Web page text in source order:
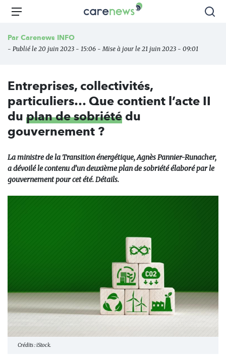
Aller
principal
Carenews,
des
l'engagement
Menu
Par Carenews INFO
- Publié le 20 juin 2023 - 15:06 - Mise à jour le 21 juin 2023 - 09:01
Entreprises, collectivités,
particuliers… Que contient l’acte II
du plan de sobriété du
gouvernement ?
La ministre de la Transition énergétique, Agnès Pannier-Runacher,
a dévoilé le contenu d’un deuxième plan de sobriété élaboré par le
gouvernement pour cet été. Détails.
Crédits : iStock.